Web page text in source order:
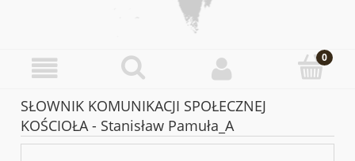
SŁOWNIK KOMUNIKACJI SPOŁECZNEJ
KOŚCIOŁA - Stanisław Pamuła_A